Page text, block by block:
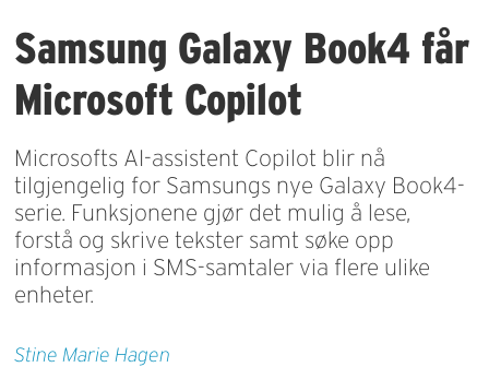
Samsung Galaxy Book4 får
Microsoft Copilot
Microsofts AI-assistent Copilot blir nå
tilgjengelig for Samsungs nye Galaxy Book4-
serie. Funksjonene gjør det mulig å lese,
forstå og skrive tekster samt søke opp
informasjon i SMS-samtaler via flere ulike
enheter.
Stine Marie Hagen